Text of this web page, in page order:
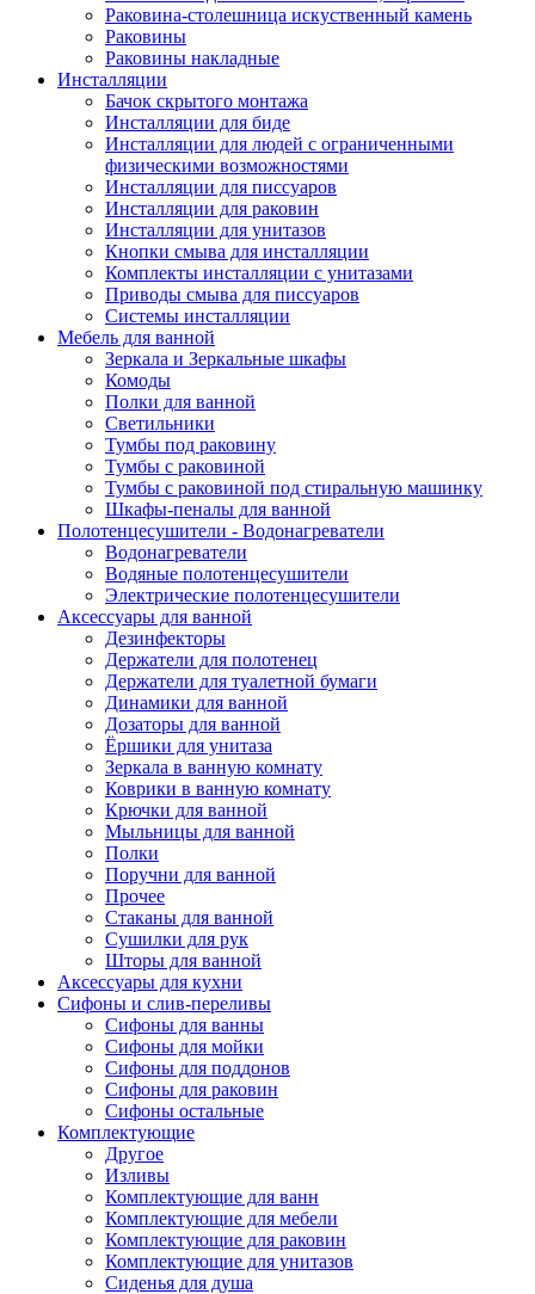
Раковина-столешница искуственный камень
Раковины
Раковины накладные
Инсталляции
Бачок скрытого монтажа
Инсталляции для биде
Инсталляции для людей с ограниченными
физическими возможностями
Инсталляции для писсуаров
Инсталляции для раковин
Инсталляции для унитазов
Кнопки смыва для инсталляции
Комплекты инсталляции с унитазами
Приводы смыва для писсуаров
Системы инсталляции
Мебель для ванной
Зеркала и Зеркальные шкафы
Комоды
Полки для ванной
Светильники
Тумбы под раковину
Тумбы с раковиной
Тумбы с раковиной под стиральную машинку
Шкафы-пеналы для ванной
Полотенцесушители - Водонагреватели
Водонагреватели
Водяные полотенцесушители
Электрические полотенцесушители
Аксессуары для ванной
Дезинфекторы
Держатели для полотенец
Держатели для туалетной бумаги
Динамики для ванной
Дозаторы для ванной
Ёршики для унитаза
Зеркала в ванную комнату
Коврики в ванную комнату
Крючки для ванной
Мыльницы для ванной
Полки
Поручни для ванной
Прочее
Стаканы для ванной
Сушилки для рук
Шторы для ванной
Аксессуары для кухни
Сифоны и слив-переливы
Сифоны для ванны
Сифоны для мойки
Сифоны для поддонов
Сифоны для раковин
Сифоны остальные
Комплектующие
Другое
Изливы
Комплектующие для ванн
Комплектующие для мебели
Комплектующие для раковин
Комплектующие для унитазов
Сиденья для душа